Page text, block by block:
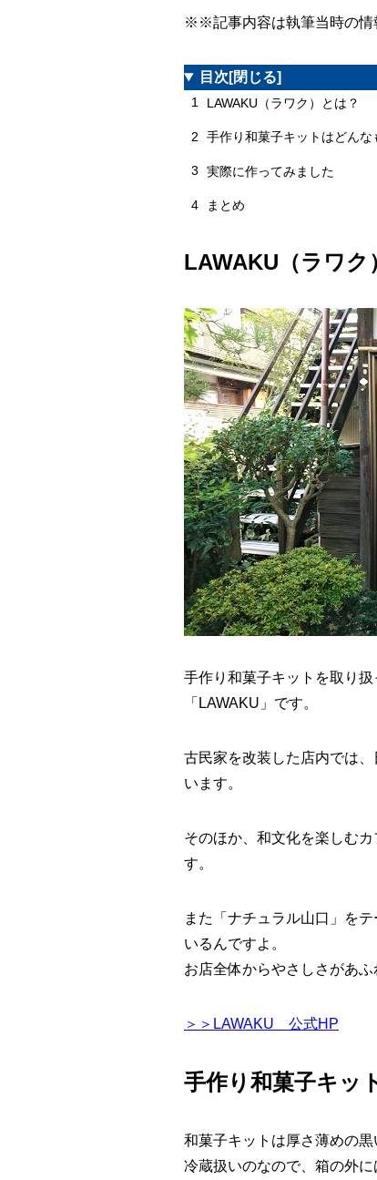
※※記事内容は執筆当時の情
目次 [閉じる]
1 LAWAKU（ラワク）とは？
2 手作り和菓子キットはどんな
3 実際に作ってみました
4 まとめ
LAWAKU（ラワク
手作り和菓子キットを取り
「LAWAKU」です。
古民家を改装した店内では
います。
そのほか、和文化を楽しむ
す。
また「ナチュラル山口」を
いるんですよ。
お店全体からやさしさがあふ
＞＞LAWAKU 公式HP
手作り和菓子キッ
和菓子キットは厚さ薄めの黒
冷蔵扱いのなので、箱の外